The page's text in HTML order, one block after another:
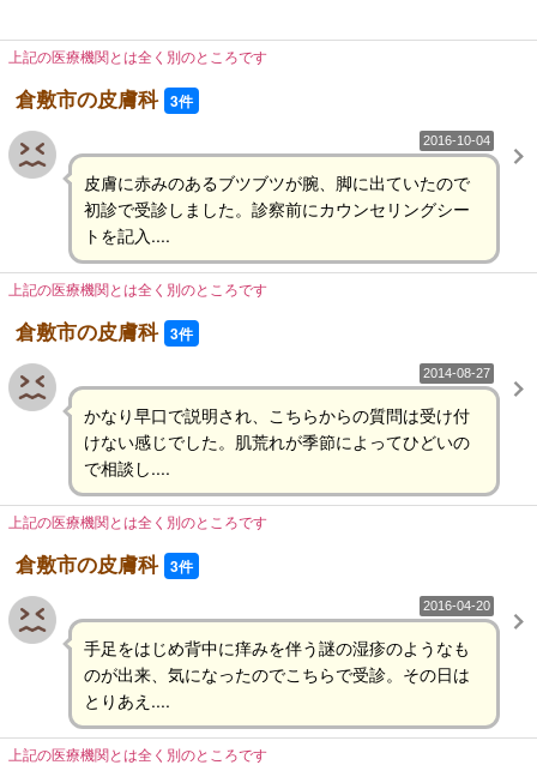
上記の医療機関とは全く別のところです
倉敷市の皮膚科 3件
2016-10-04
皮膚に赤みのあるブツブツが腕、脚に出ていたので
初診で受診しました。診察前にカウンセリングシー
トを記入....
上記の医療機関とは全く別のところです
倉敷市の皮膚科 3件
2014-08-27
かなり早口で説明され、こちらからの質問は受け付
けない感じでした。肌荒れが季節によってひどいの
で相談し....
上記の医療機関とは全く別のところです
倉敷市の皮膚科 3件
2016-04-20
手足をはじめ背中に痒みを伴う謎の湿疹のようなも
のが出来、気になったのでこちらで受診。その日は
とりあえ....
上記の医療機関とは全く別のところです